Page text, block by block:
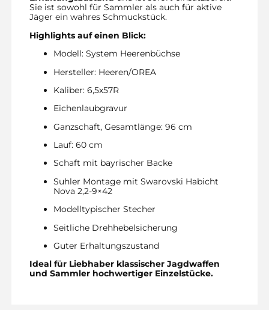
Sie ist sowohl für Sammler als auch für aktive
Jäger ein wahres Schmuckstück.
Highlights auf einen Blick:
Modell: System Heerenbüchse
Hersteller: Heeren/OREA
Kaliber: 6,5x57R
Eichenlaubgravur
Ganzschaft, Gesamtlänge: 96 cm
Lauf: 60 cm
Schaft mit bayrischer Backe
Suhler Montage mit Swarovski Habicht
Nova 2,2-9×42
Modelltypischer Stecher
Seitliche Drehhebelsicherung
Guter Erhaltungszustand
Ideal für Liebhaber klassischer Jagdwaffen
und Sammler hochwertiger Einzelstücke.